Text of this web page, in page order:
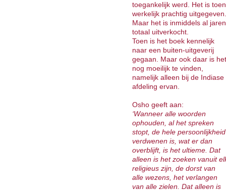
toegankelijk werd. Het is toen
werkelijk prachtig uitgegeven.
Maar het is inmiddels al jaren
totaal uitverkocht.
Toen is het boek kennelijk
naar een buiten-uitgeverij
gegaan. Maar ook daar is het
nog moeilijk te vinden,
namelijk alleen bij de Indiase
afdeling ervan.
Osho geeft aan:
‘Wanneer alle woorden
ophouden, al het spreken
stopt, de hele persoonlijkheid
verdwenen is, wat er dan
overblijft, is het ultieme. Dat
alleen is het zoeken vanuit
religieus zijn, de dorst van
alle wezens, het verlangen
van alle zielen. Dat alleen is